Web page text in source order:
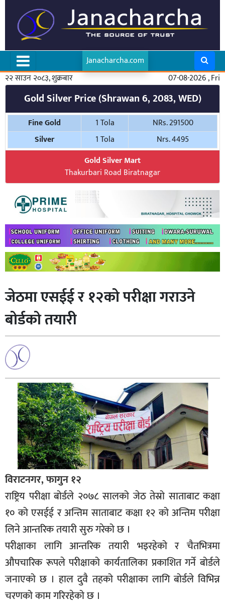
Janacharcha.com
२२ साउन २०८३, शुक्रबार
07-08-2026 , Fri
Gold Silver Price (Shrawan 6, 2083, WED)
Fine Gold 1 Tola
NRs. 291500
Silver
1 Tola
Nrs. 4495
Gold Silver Mart
Thakurbari Road Biratnagar
जेठमा एसईई र १२को परीक्षा गराउने
बोर्डको तयारी
विराटनगर, फागुन १२
राष्ट्रिय परीक्षा बोर्डले २०७८ सालको जेठ तेस्रो साताबाट कक्षा
१० को एसईई र अन्तिम साताबाट कक्षा १२ को अन्तिम परीक्षा
लिने आन्तरिक तयारी सुरु गरेको छ ।
परीक्षाका लागि आन्तरिक तयारी भइरहेको र चैतभित्रमा
औपचारिक रूपले परीक्षाको कार्यतालिका प्रकाशित गर्ने बोर्डले
जनाएको छ । हाल दुवै तहको परीक्षाका लागि बोर्डले विभिन्न
चरणको काम गरिरहेको छ ।